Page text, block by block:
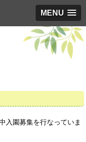
MENU
入園募集を行なっていま